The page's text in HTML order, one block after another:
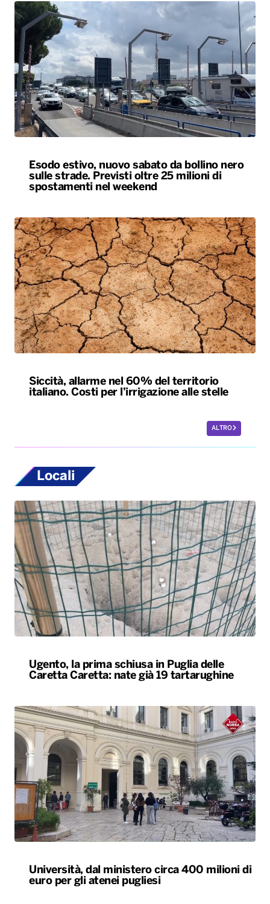
Esodo estivo, nuovo sabato da bollino nero
sulle strade. Previsti oltre 25 milioni di
spostamenti nel weekend
Siccità, allarme nel 60% del territorio
italiano. Costi per l’irrigazione alle stelle
ALTRO
Locali
Ugento, la prima schiusa in Puglia delle
Caretta Caretta: nate già 19 tartarughine
Università, dal ministero circa 400 milioni di
euro per gli atenei pugliesi